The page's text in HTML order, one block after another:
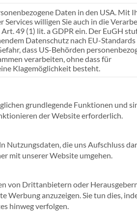
Weitere Branchen
Daten in den USA. Mit
Services willigen Sie auch in die
49 (1) lit. a GDPR ein. Der EuGH
Datenschutz nach EU-Standards
dass US-Behörden
verarbeiten, ohne dass für
Klagemöglichkeit besteht.
für die eine Einwilligung
grundlegende Funktionen und
der Website erforderlich.
Nutzungsdaten, die uns Aufschluss
mit unserer Website umgehen.
von Drittanbietern oder
Werbung anzuzeigen. Sie tun dies,
hinweg verfolgen.